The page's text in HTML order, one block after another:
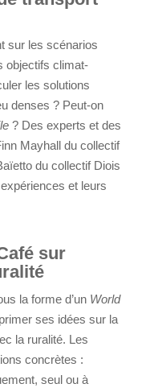
sur les scénarios
objectifs climat-
les solutions
denses ? Peut-on
? Des experts et des
Mayhall du collectif
du collectif Diois
et leurs
sur
la forme d’un World
ses idées sur la
la ruralité. Les
concrètes :
seul ou à